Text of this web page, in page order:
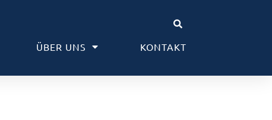
ÜBER UNS KONTAKT